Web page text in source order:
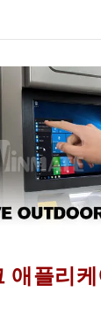
애플리